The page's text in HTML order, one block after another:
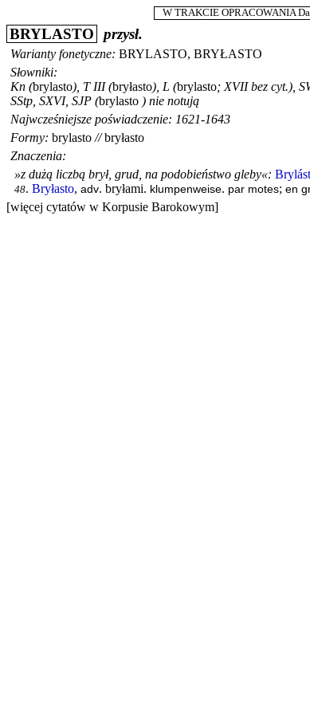
W TRAKCIE OPRACOWANIA
BRYLASTO przysł.
Warianty fonetyczne: BRYLASTO, BRYŁASTO
Słowniki:
Kn (brylasto), T III(bryłasto), L (brylasto; XVII bez cyt.),
SStp SXVI, SJP (brylasto ) nie notują
Najwcześniejsze poświadczenie: 1621-1643
Formy: brylasto // bryłasto
Znaczenia:
»z dużą liczbą brył, grud, na podobieństwo gleby«:
48. Bryłasto, adv. bryłami. klumpenweise. par motes; en
[więcej cytatów w Korpusie Barokowym]